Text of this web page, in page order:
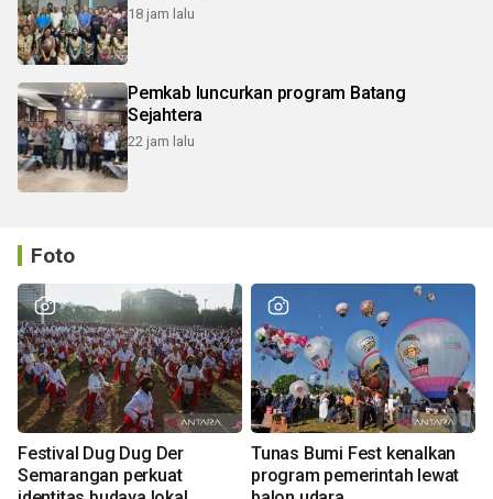
18 jam lalu
Pemkab luncurkan program Batang
Sejahtera
22 jam lalu
Foto
Festival Dug Dug Der
Semarangan perkuat
Tunas Bumi Fest kenalkan
program pemerintah lewat